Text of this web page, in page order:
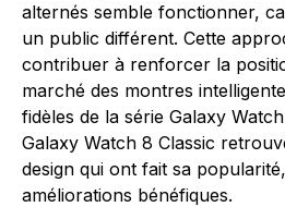
alternés semble fonctionner,
un public différent. Cette
contribuer à renforcer la
marché des montres
fidèles de la série Galaxy
Galaxy Watch 8 Classic
design qui ont fait sa
améliorations bénéfiques.